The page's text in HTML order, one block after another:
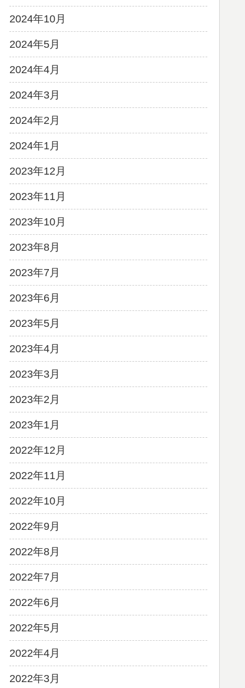
2024年10月
2024年5月
2024年4月
2024年3月
2024年2月
2024年1月
2023年12月
2023年11月
2023年10月
2023年8月
2023年7月
2023年6月
2023年5月
2023年4月
2023年3月
2023年2月
2023年1月
2022年12月
2022年11月
2022年10月
2022年9月
2022年8月
2022年7月
2022年6月
2022年5月
2022年4月
2022年3月